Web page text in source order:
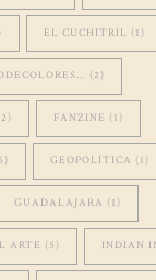
EL CUCHITRIL (1)
(2)
FANZINE (1)
GEOPOLÍTICA (1)
GUADALAJARA (1)
ARTE (5) INDIAN